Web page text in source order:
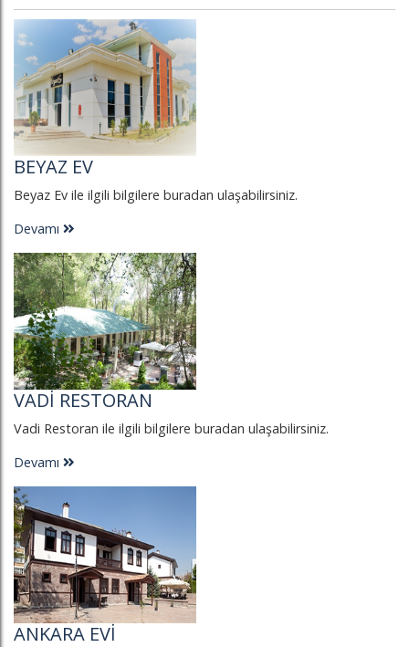
BEYAZ EV
Beyaz Ev ile ilgili bilgilere buradan ulaşabilirsiniz.
Devamı
VADI RESTORAN
Vadi Restoran ile ilgili bilgilere buradan ulaşabilirsiniz.
Devamı
ANKARA EVI